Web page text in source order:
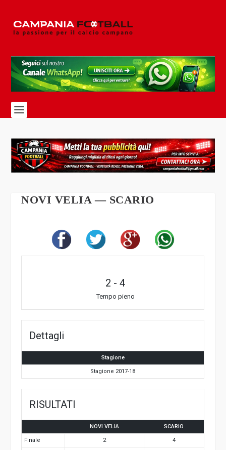
NOVI VELIA — SCARIO
2 -4
Tempo pieno
Dettagli
Stagione
Stagione 2017-18
RISULTATI
NOVI VELIA SCARIO
Finale 2 4